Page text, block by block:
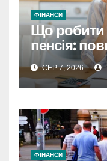
ФІНАНСИ
Що робити
пенсія:
році
СЕР 7, 2026
ФІНАНСИ